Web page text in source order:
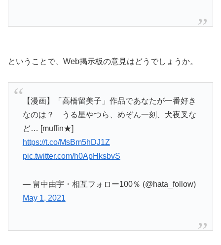
ということで、Web掲示板の意見はどうでしょうか。
【漫画】「高橋留美子」作品であなたが一番好き
なのは？ うる星やつら、めぞん一刻、犬夜叉な
ど… [muffin★]
https://t.co/MsBm5hDJ1Z
pic.twitter.com/h0ApHksbvS
— 畠中由宇・相互フォロー100％ (@hata_follow)
May 1, 2021